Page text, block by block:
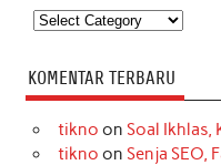
Kategori
KOMENTAR TERBARU
tikno on Soal Ikhlas,
tikno on Senja SEO,